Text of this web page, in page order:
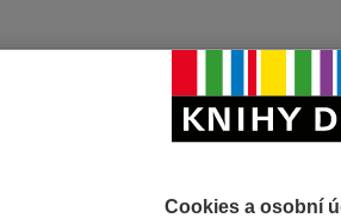
Cookies a osobní